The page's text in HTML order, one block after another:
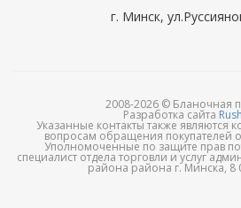
г. Минск,
2008-2026 © Бланочная
Разработка сайта
Указанные контакты также являются
вопросам обращения покупателей
Уполномоченные по защите прав
специалист отдела торговли и услуг
района района г. Минска, 8